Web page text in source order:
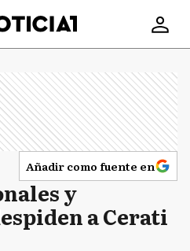
Añadir como fuente en
y
a Cerati